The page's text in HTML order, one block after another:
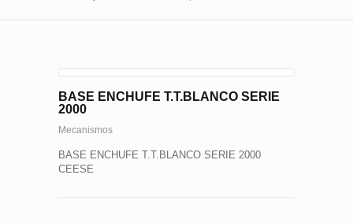
BASE ENCHUFE T.T.BLANCO SERIE
2000
Mecanismos
BASE ENCHUFE T.T.BLANCO SERIE 2000
CEESE